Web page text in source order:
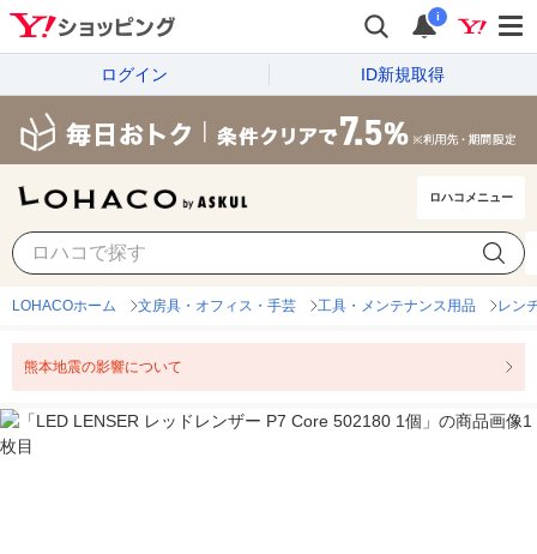
i
ログイン ID新規取得
ロハコメニュー
LOHACOホーム 文房具・オフィス・手芸 工具・メンテナンス用品 レン
熊本地震の影響について